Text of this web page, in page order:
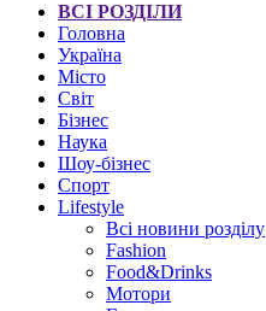
ВСІ РОЗДІЛИ
Головна
Україна
Місто
Світ
Бізнес
Наука
Шоу-бізнес
Спорт
Lifestyle
Всі новини розділу
Fashion
Food&Drinks
Мотори